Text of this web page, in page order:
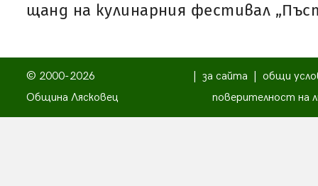
щанд на кулинарния фестивал
© 2000-2026
Община Лясковец
за сайта
общи
поверителност на